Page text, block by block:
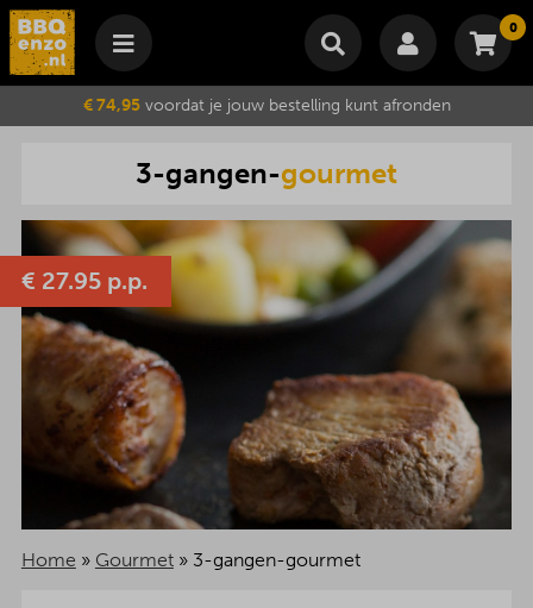
0
Winkelmand
Je winkelwagen is momenteel leeg.
Subtotaal €
Wijzig winkelmand Bestellen
€ 74,95voordat je jouw bestelling kunt afronden
€ 27.95 p.p.
3-gangen-gourmet
Home » Gourmet» 3-gangen-gourmet